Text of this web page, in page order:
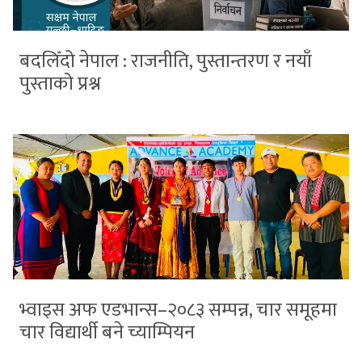
बदलिँदो नेपाल : राजनीति, पुस्तान्तरण र नयाँ
पुस्ताको प्रश्न
भ्वाइस अफ एडभान्स–२०८३ सम्पन्न, चार समूहमा
चार विद्यार्थी बने च्याम्पियन